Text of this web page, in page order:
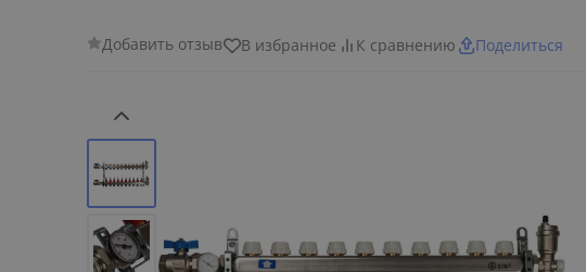
Добавить отзыв В избранное К сравнению Поделиться